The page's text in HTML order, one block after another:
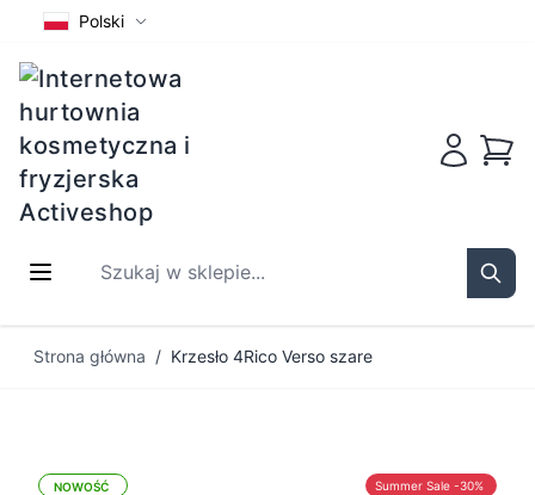
Polski
Szukaj w sklepie...
Strona główna / Krzesło 4Rico Verso szare
Summer Sale -30%
NOWOŚĆ